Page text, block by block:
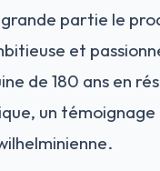
partie le
et
de 180 ans en
un